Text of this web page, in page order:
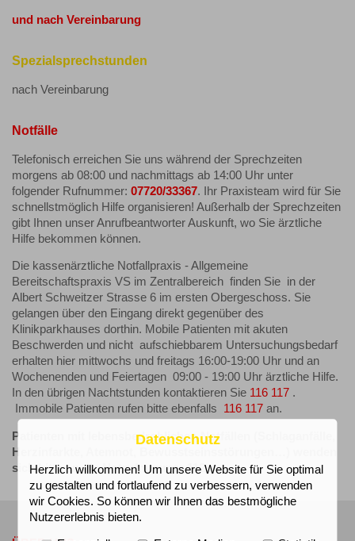
und nach Vereinbarung
Spezialsprechstunden
nach Vereinbarung
Notfälle
Telefonisch erreichen Sie uns während der Sprechzeiten
morgens ab 08:00 und nachmittags ab 14:00 Uhr unter
folgender Rufnummer: 07720/33367. Ihr Praxisteam wird für Sie
schnellstmöglich Hilfe organisieren! Außerhalb der Sprechzeiten
gibt Ihnen unser Anrufbeantworter Auskunft, wo Sie ärztliche
Hilfe bekommen können.
Die kassenärztliche Notfallpraxis - Allgemeine
Bereitschaftspraxis VS im Zentralbereich finden Sie in der
Albert Schweitzer Strasse 6 im ersten Obergeschoss. Sie
gelangen über den Eingang direkt gegenüber des
Klinikparkhauses dorthin. Mobile Patienten mit akuten
Beschwerden und nicht aufschiebbarem Untersuchungsbedarf
erhalten hier mittwochs und freitags 16:00-19:00 Uhr und an
Wochenenden und Feiertagen 09:00 - 19:00 Uhr ärztliche Hilfe.
In den übrigen Nachtstunden kontaktieren Sie 116 117 .
Immobile Patienten rufen bitte ebenfalls 116 117 an.
Patienten mit lebensbedrohlichen Notfällen (Schlaganfälle,
Herzinfarkte, Atemnot, Bewusstseinsstörungen…) wenden
sich bitte an die Notrufnummer 112
Datenschutz
Herzlich willkommen! Um unsere Website für Sie optimal
zu gestalten und fortlaufend zu verbessern, verwenden
wir Cookies. So können wir Ihnen das bestmögliche
Nutzererlebnis bieten.